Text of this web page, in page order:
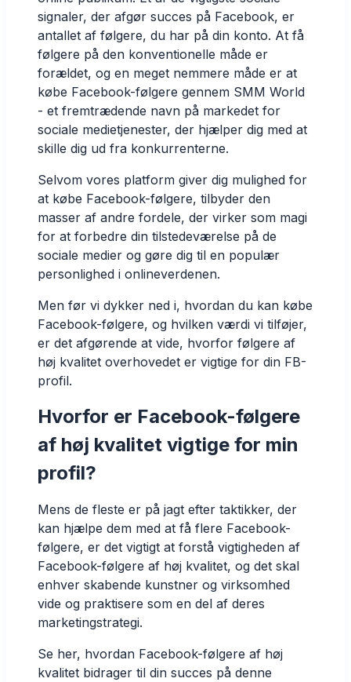
signaler, der afgør succes på Facebook, er
antallet af følgere, du har på din konto. At få
følgere på den konventionelle måde er
forældet, og en meget nemmere måde er at
købe Facebook-følgere gennem SMM World
- et fremtrædende navn på markedet for
sociale medietjenester, der hjælper dig med at
skille dig ud fra konkurrenterne.
Selvom vores platform giver dig mulighed for
at købe Facebook-følgere, tilbyder den
masser af andre fordele, der virker som magi
for at forbedre din tilstedeværelse på de
sociale medier og gøre dig til en populær
personlighed i onlineverdenen.
Men før vi dykker ned i, hvordan du kan købe
Facebook-følgere, og hvilken værdi vi tilføjer,
er det afgørende at vide, hvorfor følgere af
høj kvalitet overhovedet er vigtige for din FB-
profil.
Hvorfor er Facebook-følgere
af høj kvalitet vigtige for min
profil?
Mens de fleste er på jagt efter taktikker, der
kan hjælpe dem med at få flere Facebook-
følgere, er det vigtigt at forstå vigtigheden af
Facebook-følgere af høj kvalitet, og det skal
enhver skabende kunstner og virksomhed
vide og praktisere som en del af deres
marketingstrategi.
Se her, hvordan Facebook-følgere af høj
kvalitet bidrager til din succes på denne